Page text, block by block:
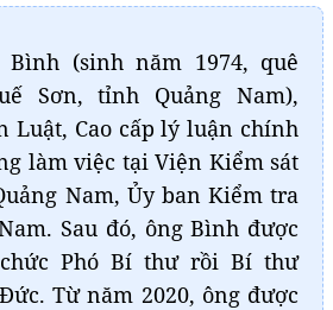
Bình (sinh năm 1974, quê
Sơn, tỉnh Quảng Nam),
Luật, Cao cấp lý luận chính
làm việc tại Viện Kiểm sát
Nam, Ủy ban Kiểm tra
Sau đó, ông Bình được
Phó Bí thư rồi Bí thư
Từ năm 2020, ông được